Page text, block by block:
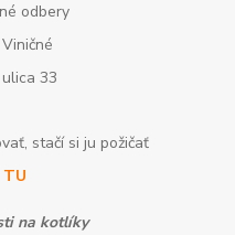
odbery
33
stačí si ju požičať
TU
na kotlíky